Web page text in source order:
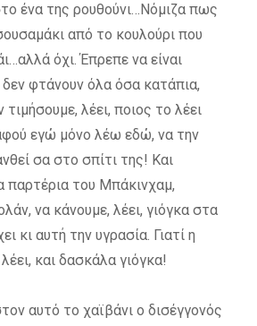
ένα της ρουθούνι…Νόμιζα πως
από το κουλούρι που
όχι. Έπρεπε να είναι
φτάνουν όλα όσα κατάπια,
τιμήσουμε, λέει, ποιος το λέει
εγώ μόνο λέω εδώ, να την
σα στο σπίτι της! Και
παρτέρια του Μπάκινχαμ,
να κάνουμε, λέει, γιόγκα στα
κι αυτή την υγρασία. Γιατί η
και δασκάλα γιόγκα!
αυτό το χαϊβάνι ο δισέγγονός